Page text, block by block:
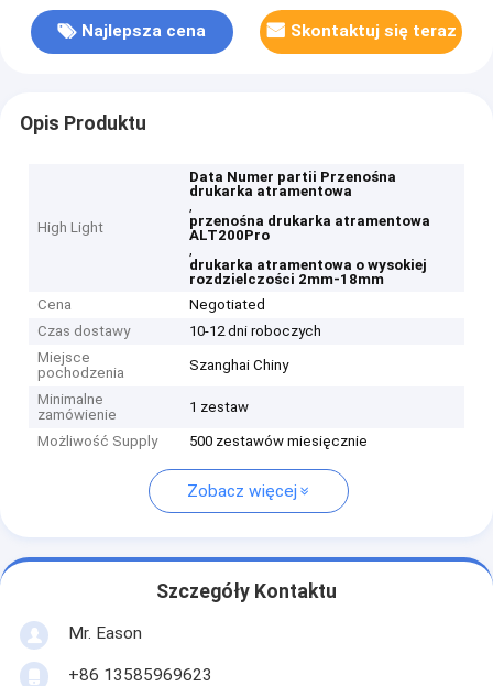
Najlepsza cena Skontaktuj się teraz
Opis Produktu
High Light
Data Numer partii Przenośna
drukarka atramentowa
,
przenośna drukarka atramentowa
ALT200Pro
,
drukarka atramentowa o wysokiej
rozdzielczości 2mm-18mm
Cena
Negotiated
Czas dostawy
10-12 dni roboczych
Miejsce
pochodzenia
Szanghai Chiny
Minimalne
zamówienie
1 zestaw
Możliwość Supply 500 zestawów miesięcznie
Zobacz więcej
Szczegóły Kontaktu
Mr. Eason
+86 13585969623